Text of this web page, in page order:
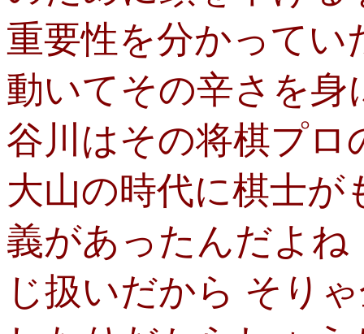
重要性を分かってい
動いてその辛さを
谷川はその将棋プロ
大山の時代に棋士
義があったんだよ
じ扱いだから そり